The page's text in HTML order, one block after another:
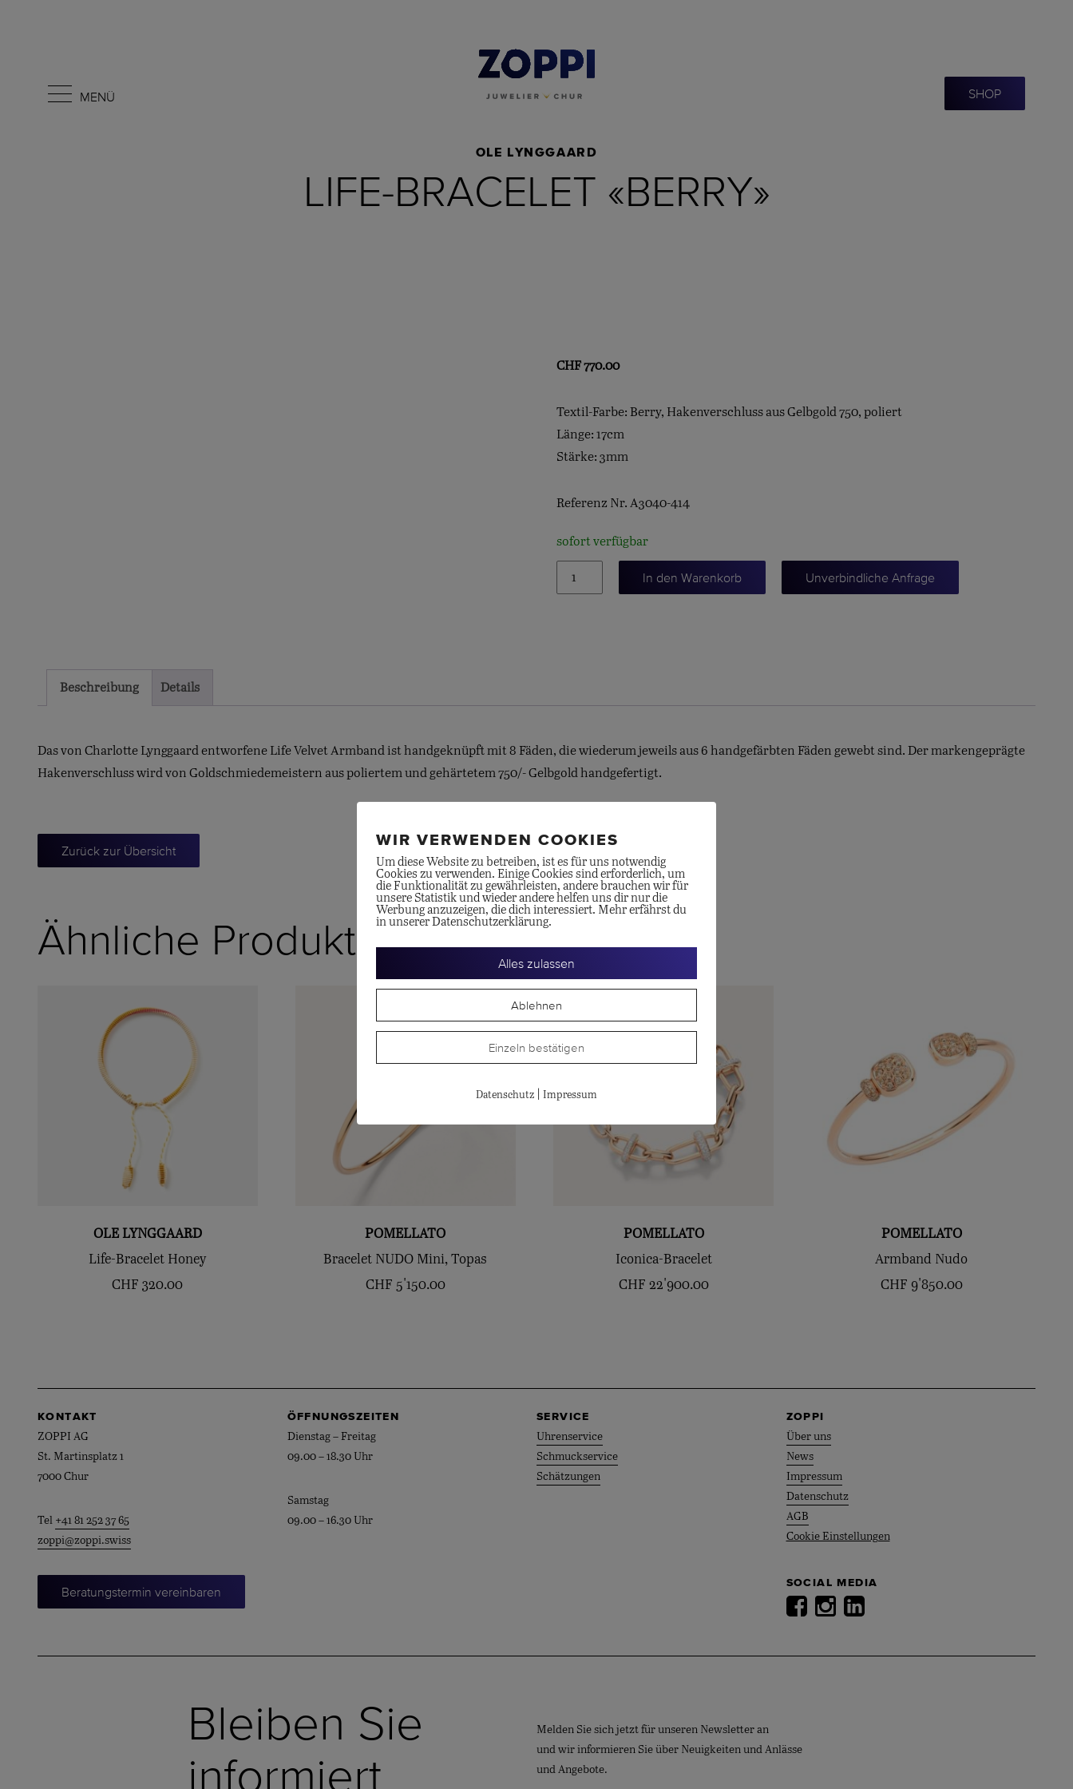
MENÜ SHOP
OLE LYNGGAARD
LIFE-BRACELET «BERRY»
CHF770.00
Textil-Farbe: Berry, Hakenverschluss aus Gelbgold 750, poliert
Länge: 17cm
Stärke: 3mm
Referenz Nr. A3040-414
sofort verfügbar
BRACELET
In den Warenkorb Unverbindliche Anfrage
Beschreibung Details
Das von Charlotte Lynggaard entworfene Life Velvet Armband ist handgeknüpft mit 8 Fäden, die wiederum jeweils aus 6 handgefärbten Fäden gewebt sind. Der markengeprägte
Hakenverschluss wird von Goldschmiedemeistern aus poliertem und gehärtetem 750/- Gelbgold handgefertigt.
Zurück zur Übersicht
Ähnliche Produkte
OLE LYNGGAARD
Life-Bracelet Honey
CHF 320.00
POMELLATO
Bracelet NUDO Mini, Topas
CHF 5'150.00
POMELLATO
Iconica-Bracelet
CHF 22'900.00
POMELLATO
Armband Nudo
CHF 9'850.00
KONTAKT
ZOPPI AG
St. Martinsplatz 1
7000 Chur
Tel +41 81 252 37 65
zoppi@zoppi.swiss
Beratungstermin vereinbaren
ÖFFNUNGSZEITEN
Dienstag – Freitag
09.00 – 18.30 Uhr
Samstag
09.00 – 16.30 Uhr
SERVICE
Uhrenservice
Schmuckservice
Schätzungen
ZOPPI
Über uns
News
Impressum
Datenschutz
AGB
Cookie Einstellungen
SOCIAL MEDIA
Bleiben Sie
informiert
Melden Sie sich jetzt für unseren Newsletter an
und wir informieren Sie über Neuigkeiten und Anlässe
und Angebote.
WIR VERWENDEN COOKIES
Um diese Website zu betreiben, ist es für uns notwendig
Cookies zu verwenden. Einige Cookies sind erforderlich, um
die Funktionalität zu gewährleisten, andere brauchen wir für
unsere Statistik und wieder andere helfen uns dir nur die
Werbung anzuzeigen, die dich interessiert. Mehr erfährst du
in unserer Datenschutzerklärung.
Alles zulassen
Ablehnen
Einzeln bestätigen
Datenschutz Impressum